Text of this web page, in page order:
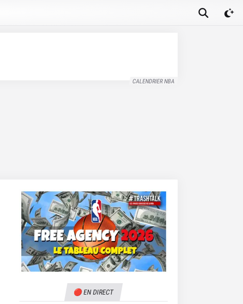
CALENDRIER NBA
🔴 EN DIRECT